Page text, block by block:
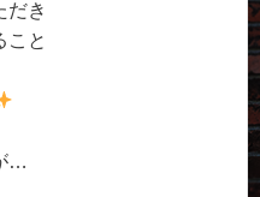
だき
こと
…